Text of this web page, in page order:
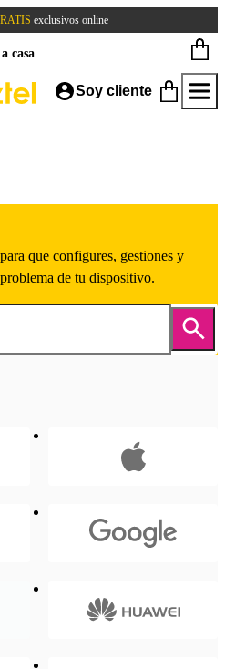
exclusivos online
casa
Soy cliente
que configures, gestiones y
de tu dispositivo.